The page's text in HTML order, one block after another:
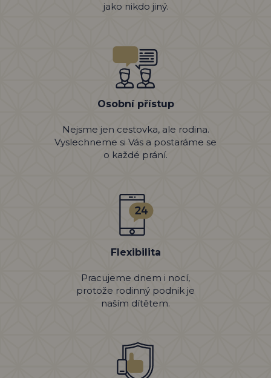
jako nikdo jiný.
Osobní přístup
Nejsme jen cestovka, ale rodina.
Vyslechneme si Vás a postaráme se
o každé prání.
Flexibilita
Pracujeme dnem i nocí,
protože rodinný podnik je
naším dítětem.